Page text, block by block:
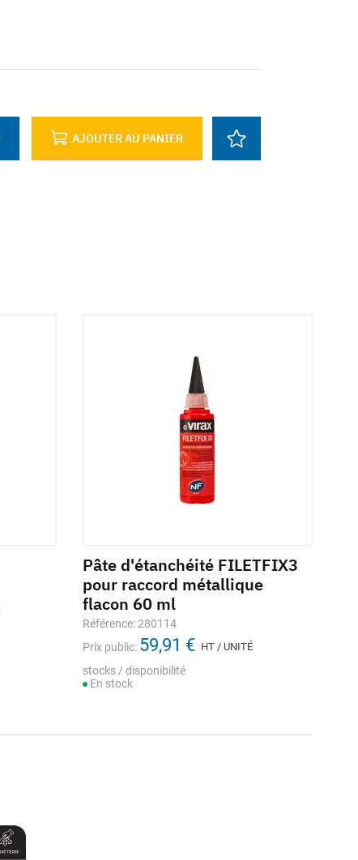
AJOUTER AU PANIER
Pâte d'étanchéité FILETFIX3
pour raccord métallique
flacon 60 ml
Référence: 280114
Prix public: 59,91 € HT / UNITÉ
stocks / disponibilité
En stock